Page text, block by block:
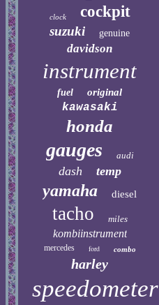
clock cockpit
suzuki genuine
davidson
instrument
fuel original
kawasaki
honda
gauges audi
dash temp
yamaha diesel
tacho miles
kombiinstrument
mercedes ford combo
harley
speedometer